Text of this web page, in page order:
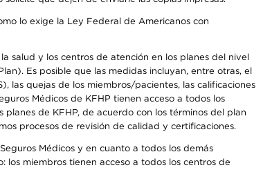
lo exige la Ley Federal de Americanos con
salud y los centros de atención en los planes del nivel
Es posible que las medidas incluyan, entre otras, el
las quejas de los miembros/pacientes, las calificaciones
Médicos de KFHP tienen acceso a todos los
de KFHP, de acuerdo con los términos del plan
procesos de revisión de calidad y certificaciones.
Médicos y en cuanto a todos los demás
miembros tienen acceso a todos los centros de